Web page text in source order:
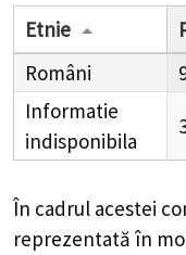
principalele etnii,
procentul pe care îl
Români:
populația
totală)
Romi: 0.00